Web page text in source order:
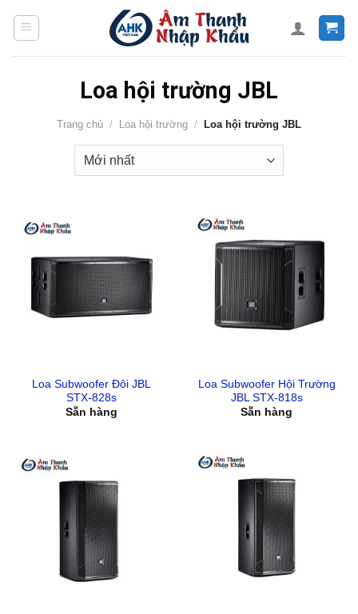
Loa hội trường JBL
Trang chủ / Loa hội trường / Loa hội trường JBL
Loa Subwoofer Đôi JBL
STX-828s
Sẵn hàng
Loa Subwoofer Hội Trường
JBL STX-818s
Sẵn hàng